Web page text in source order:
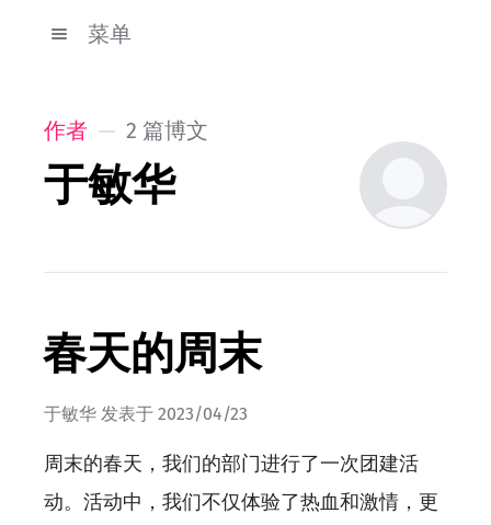
菜单
作者 2 篇博文
于敏华
春天的周末
于敏华 发表于 2023/04/23
周末的春天，我们的部门进行了一次团建活
动。活动中，我们不仅体验了热血和激情，更